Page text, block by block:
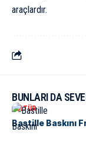
araçlardır.
BUNLARI DA
KÜLTÜR
Bastille Baskını